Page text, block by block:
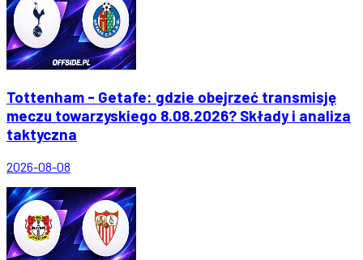
Tottenham - Getafe: gdzie obejrzeć transmisję
meczu towarzyskiego 8.08.2026? Składy i analiza
taktyczna
2026-08-08